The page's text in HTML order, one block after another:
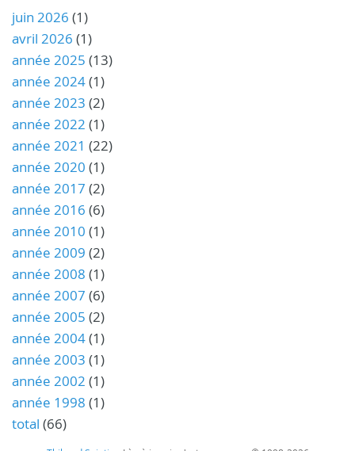
juin 2026 (1)
avril 2026 (1)
année 2025 (13)
année 2024(1)
année 2023 (2)
année 2022 (1)
année 2021 (22)
année 2020 (1)
année 2017 (2)
année 2016 (6)
année 2010 (1)
année 2009 (2)
année 2008 (1)
année 2007 (6)
année 2005 (2)
année 2004(1)
année 2003 (1)
année 2002 (1)
année 1998 (1)
total (66)